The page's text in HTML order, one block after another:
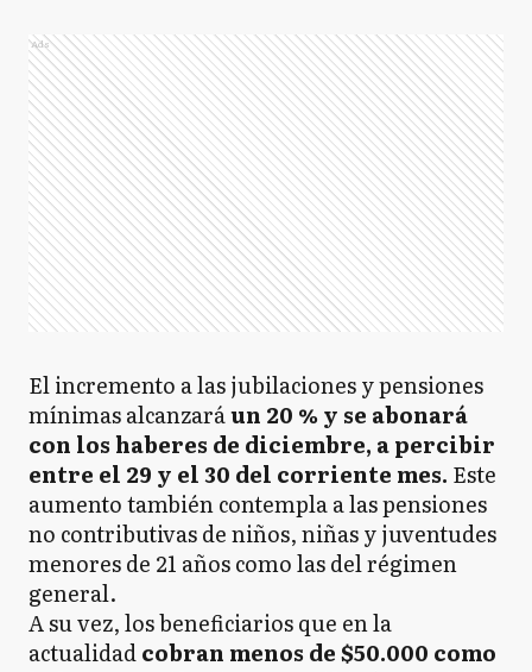
Ads
El incremento a las jubilaciones y pensiones
mínimas alcanzaráun 20 % y se abonará
con los haberes de diciembre, a percibir
entre el 29 y el 30 del corriente mes. Este
aumento también contempla a las pensiones
no contributivas de niños, niñas y juventudes
menores de 21 años como las del régimen
general.
A su vez, los beneficiarios que en la
actualidadcobran menos de $50.000 como